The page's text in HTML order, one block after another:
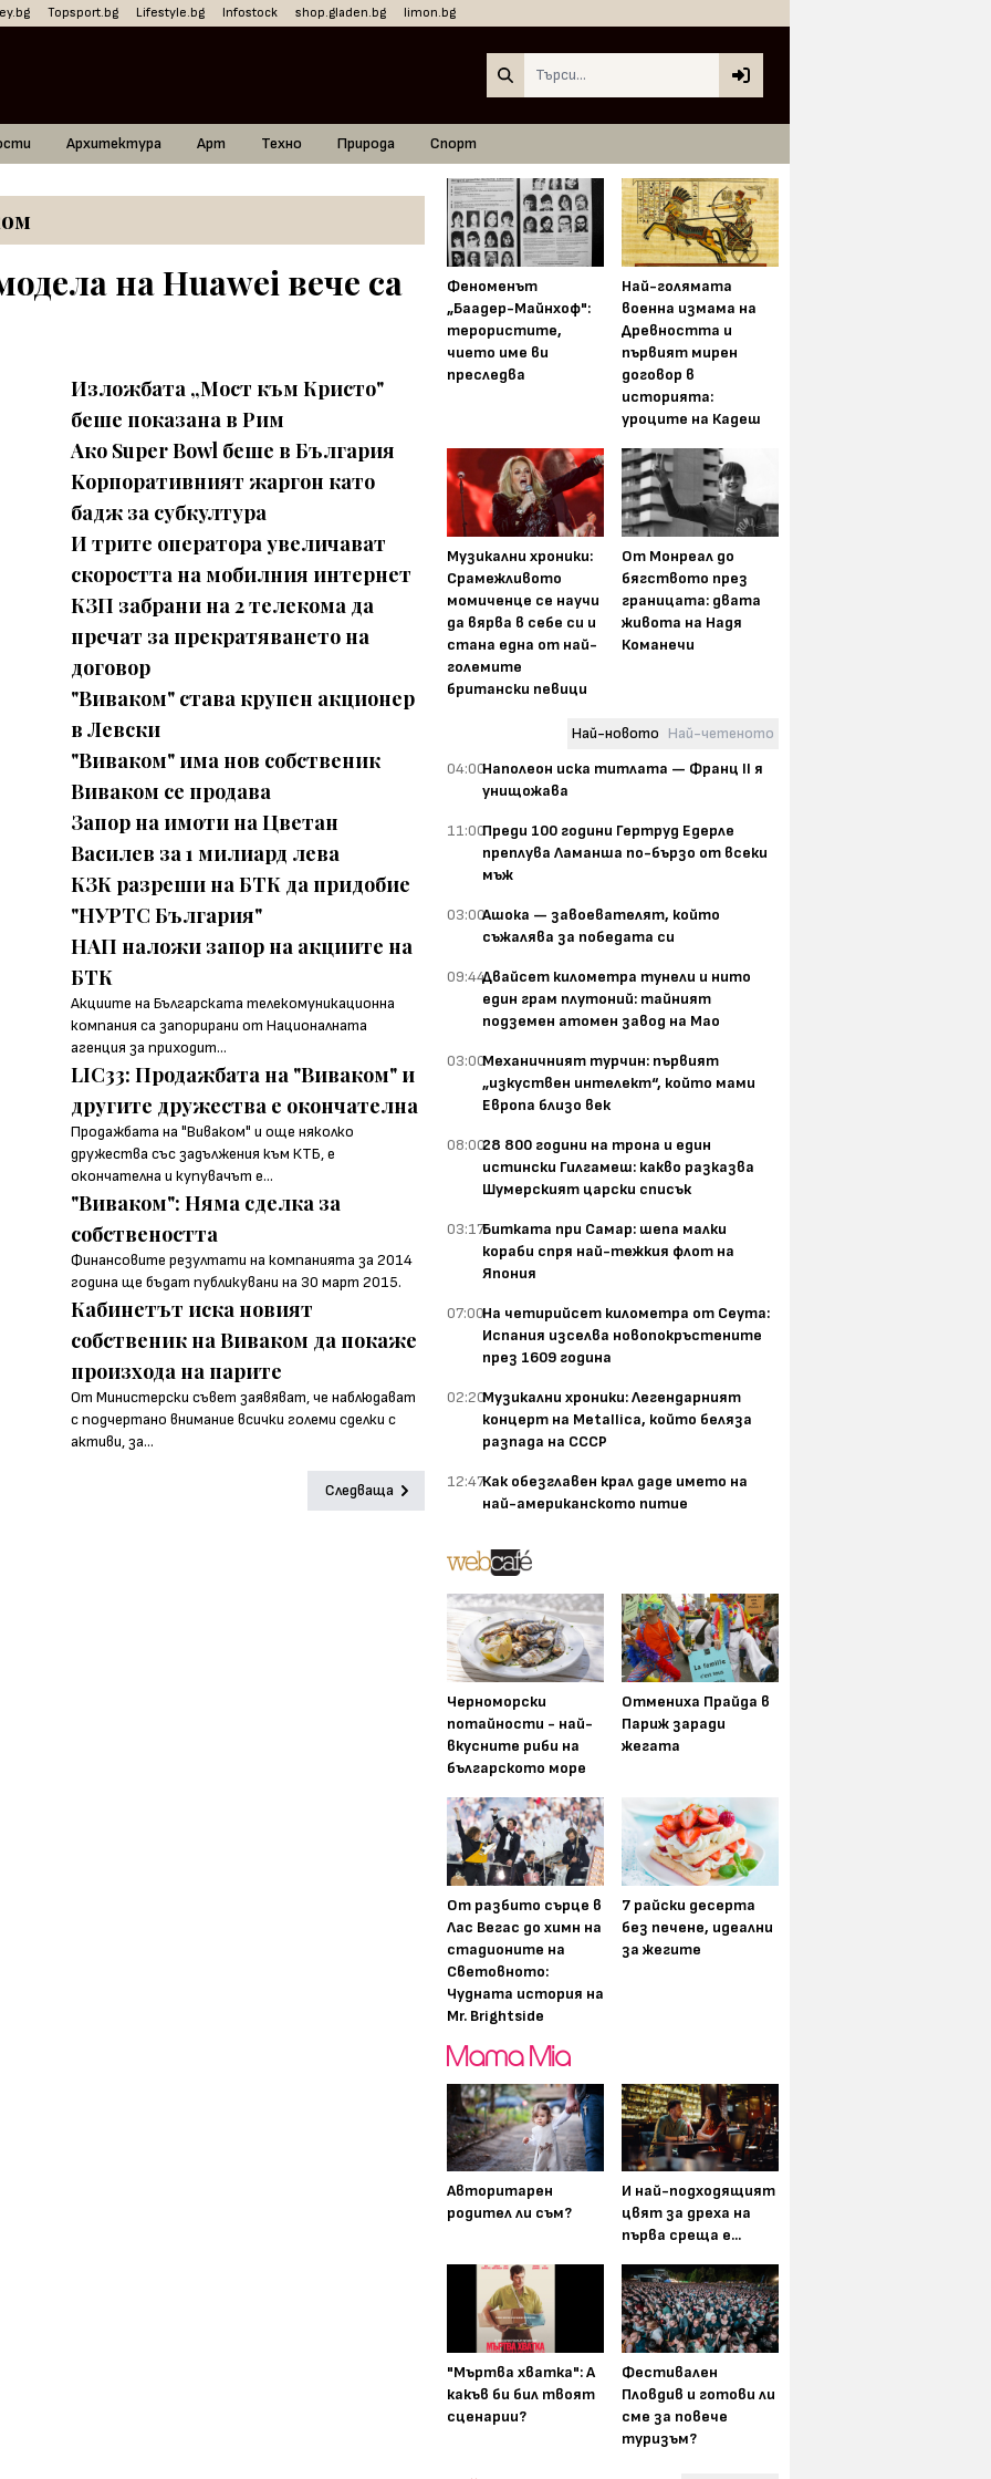
Topsport.bg Lifestyle.bg Infostock shop.gladen.bg limon.bg
Архитектура Арт Техно Природа Спорт
на Huawei вече са
Изложбата „Мост към Кристо"
беше показана в Рим
Ако Super Bowl беше в България
Kорпоративният жаргон като
бадж за субкултура
И трите оператора увеличават
скоростта на мобилния интернет
КЗП забрани на 2 телекома да
пречат за прекратяването на
договор
"Виваком" става крупен акционер
в Левски
"Виваком" има нов собственик
Виваком се продава
Запор на имоти на Цветан
Василев за 1 милиард лева
КЗК разреши на БТК да придобие
"НУРТС България"
НАП наложи запор на акциите на
БТК
Акциите на Българската телекомуникационна
компания са запорирани от Националната
агенция за приходит...
LIC33: Продажбата на "Виваком" и
другите дружества е окончателна
Продажбата на "Виваком" и още няколко
дружества със задължения към КТБ, е
окончателна и купувачът е...
"Виваком": Няма сделка за
собствеността
Финансовите резултати на компанията за 2014
година ще бъдат публикувани на 30 март 2015.
Кабинетът иска новият
собственик на Виваком да покаже
произхода на парите
От Министерски съвет заявяват, че наблюдават
с подчертано внимание всички големи сделки с
активи, за...
Следваща
Феноменът
„Баадер-Майнхоф":
терористите,
чието име ви
преследва
Най-голямата
военна измама на
Древността и
първият мирен
договор в
историята:
уроците на Кадеш
Музикални хроники:
Срамежливото
момиченце се научи
да вярва в себе си и
стана една от най-
големите
британски певици
От Монреал до
бягството през
границата: двата
живота на Надя
Команечи
Най-новото Най-четеното
04:00Наполеон иска титлата — Франц II я
унищожава
11:00Преди 100 години Гертруд Едерле
преплува Ламанша по-бързо от всеки
мъж
03:00Ашока — завоевателят, който
съжалява за победата си
09:44Двайсет километра тунели и нито
един грам плутоний: тайният
подземен атомен завод на Мао
03:00Механичният турчин: първият
„изкуствен интелект“, който мами
Европа близо век
08:0028 800 години на трона и един
истински Гилгамеш: какво разказва
Шумерският царски списък
03:17Битката при Самар: шепа малки
кораби спря най-тежкия флот на
Япония
07:00На четирийсет километра от Сеута:
Испания изселва новопокръстените
през 1609 година
02:20Музикални хроники: Легендарният
концерт на Metallica, който беляза
разпада на СССР
12:47Как обезглавен крал даде името на
най-американското питие
Черноморски
потайности - най-
вкусните риби на
българското море
Отмениха Прайда в
Париж заради
жегата
От разбито сърце в
Лас Вегас до химн на
стадионите на
Световното:
Чудната история на
Mr. Brightside
7 райски десерта
без печене, идеални
за жегите
Авторитарен
родител ли съм?
И най-подходящият
цвят за дреха на
първа среща е...
"Мъртва хватка": А
какъв би бил твоят
сценарии?
Фестивален
Пловдив и готови ли
сме за повече
туризъм?